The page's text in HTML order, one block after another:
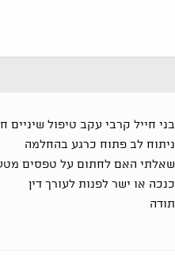
בני חייל קרבי עקב טיפול
ניתוח לב פתוח כרגע בהחלמה
כנכה או ישר לפנות לעורך דין
תודה